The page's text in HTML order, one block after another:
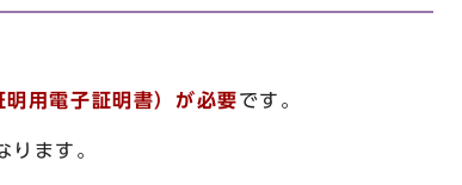
用電子証明書）が必要です。
ります。